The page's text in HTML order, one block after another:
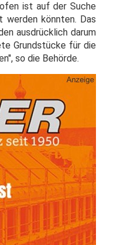
ist auf der Suche
könnten. Das
ausdrücklich darum
Grundstücke für die
so die Behörde.